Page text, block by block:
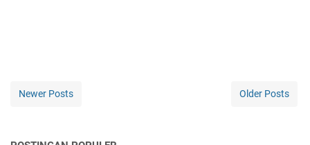
Newer Posts Older Posts